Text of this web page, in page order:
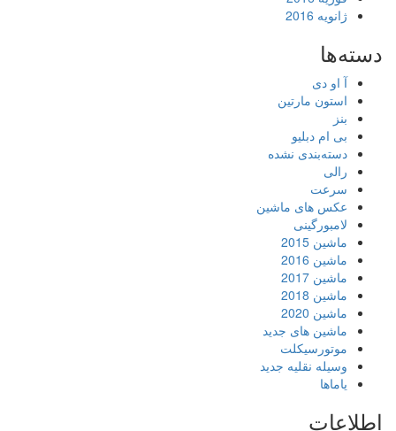
ژانویه 2016
دسته‌ها
آ او دی
استون مارتین
بنز
بی ام دبلیو
دسته‌بندی نشده
رالی
سرعت
عکس های ماشین
لامبورگینی
ماشین 2015
ماشین 2016
ماشین 2017
ماشین 2018
ماشین 2020
ماشین های جدید
موتورسیکلت
وسیله نقلیه جدید
یاماها
اطلاعات